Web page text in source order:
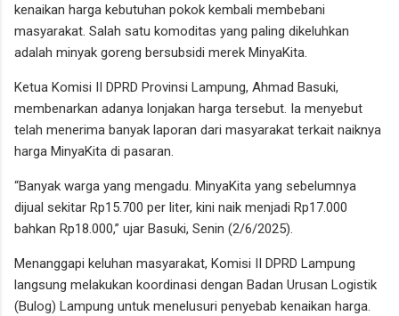
kenaikan harga kebutuhan pokok kembali membebani
masyarakat. Salah satu komoditas yang paling dikeluhkan
adalah minyak goreng bersubsidi merek MinyaKita.
Ketua Komisi II DPRD Provinsi Lampung, Ahmad Basuki,
membenarkan adanya lonjakan harga tersebut. Ia menyebut
telah menerima banyak laporan dari masyarakat terkait naiknya
harga MinyaKita di pasaran.
“Banyak warga yang mengadu. MinyaKita yang sebelumnya
dijual sekitar Rp15.700 per liter, kini naik menjadi Rp17.000
bahkan Rp18.000,” ujar Basuki, Senin (2/6/2025).
Menanggapi keluhan masyarakat, Komisi II DPRD Lampung
langsung melakukan koordinasi dengan Badan Urusan Logistik
(Bulog) Lampung untuk menelusuri penyebab kenaikan harga.